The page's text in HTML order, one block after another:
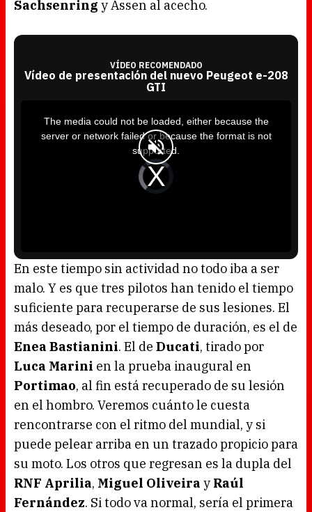
Sachsenring y Assen al acecho.
VÍDEO RECOMENDADO
Vídeo de presentación del nuevo Peugeot e-208
GTI
V
i
d
e
o
n
.
The media could not be loaded, either because the
server or network failed or because the format is not
supported.
En este tiempo sin actividad no todo iba a ser
malo. Y es que tres pilotos han tenido el tiempo
suficiente para recuperarse de sus lesiones. El
más deseado, por el tiempo de duración, es el de
Enea Bastianini. El de Ducati, tirado por
Luca Marini en la prueba inaugural en
Portimao, al fin está recuperado de su lesión
en el hombro. Veremos cuánto le cuesta
rencontrarse con el ritmo del mundial, y si
puede pelear arriba en un trazado propicio para
su moto. Los otros que regresan es la dupla del
RNF Aprilia, Miguel Oliveira y Raúl
Fernández. Si todo va normal, sería el primera